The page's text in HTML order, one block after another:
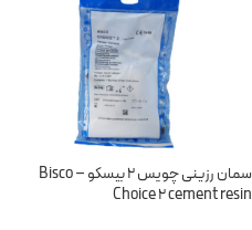
سمان رزینی چویس 2 بیسکو – Bisco
Choice 2 cement resin